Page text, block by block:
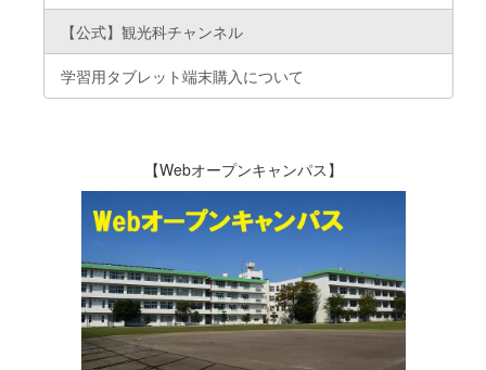
【公式】観光科チャンネル
学習用タブレット端末購入について
【Webオープンキャンパス】